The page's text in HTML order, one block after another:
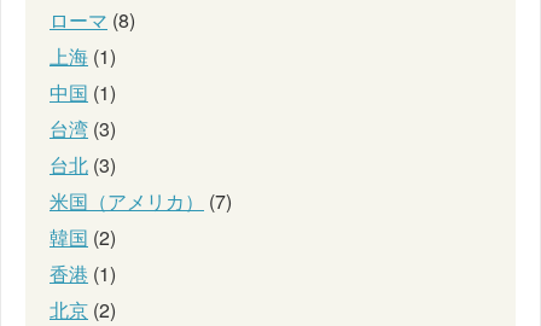
ローマ (8)
上海 (1)
中国 (1)
台湾 (3)
台北 (3)
米国（アメリカ）
(7)
韓国 (2)
香港 (1)
北京 (2)